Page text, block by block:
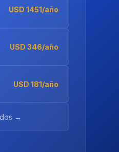
Consultar
Consultar
Consultar
→